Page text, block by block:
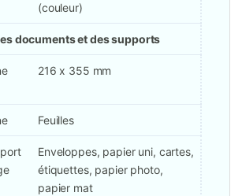
(couleur)
documents et des supports
216 x 355 mm
Feuilles
Enveloppes, papier uni, cartes,
étiquettes, papier photo,
papier mat